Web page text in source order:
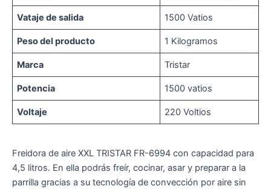
Vataje de salida 1500 Vatios
Peso del producto 1 Kilogramos
Marca Tristar
Potencia 1500 vatios
Voltaje 220 Voltios
Freidora de aire XXL TRISTAR FR-6994 con capacidad para
4,5 litros. En ella podrás freír, cocinar, asar y preparar a la
parrilla gracias a su tecnología de convección por aire sin